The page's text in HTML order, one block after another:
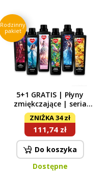
Rodzinny
pakiet
5+1 GRATIS | Płyny
zmiękczające | seria
LEGENDS | A | 6× 750 ml
ZNIŻKA 34 zł
111,74 zł
Do koszyka
Dostępne